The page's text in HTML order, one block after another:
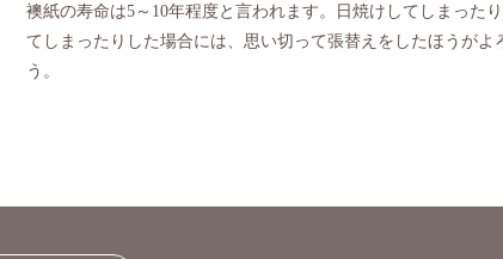
襖紙の寿命は5～10年程度と言われます。日焼けしてしまった
てしまったりした場合には、思い切って張替えをしたほうがよ
う。